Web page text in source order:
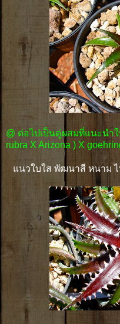
@ ต่อไปเป็นคู่ผสมที่แนะนำ
rubra X Arizona ) X
แนวใบใส พัฒนาสี หนาม ไ